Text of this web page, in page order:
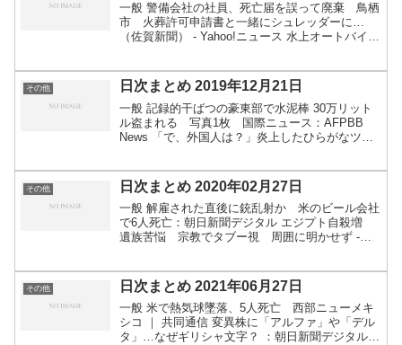
一般 警備会社の社員、死亡届を誤って廃棄 鳥栖
市 火葬許可申請書と一緒にシュレッダーに…
（佐賀新聞） - Yahoo!ニュース 水上オートバイと
その他 日次まとめ 2019年12月21日
一般 記録的干ばつの豪東部で水泥棒 30万リット
ル盗まれる 写真1枚 国際ニュース：AFPBB
News 「で、外国人は？」炎上したひらがなツイ
その他 日次まとめ 2020年02月27日
一般 解雇された直後に銃乱射か 米のビール会社
で6人死亡：朝日新聞デジタル エジプト自殺増
遺族苦悩 宗教でタブー視 周囲に明かせず -
ル断...
その他 日次まとめ 2021年06月27日
一般 米で熱気球墜落、5人死亡 西部ニューメキ
シコ ｜ 共同通信 変異株に「アルファ」や「デル
タ」…なぜギリシャ文字？ ：朝日新聞デジタル